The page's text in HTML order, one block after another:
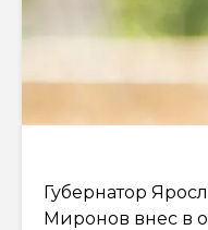
Губернатор
Миронов внес в